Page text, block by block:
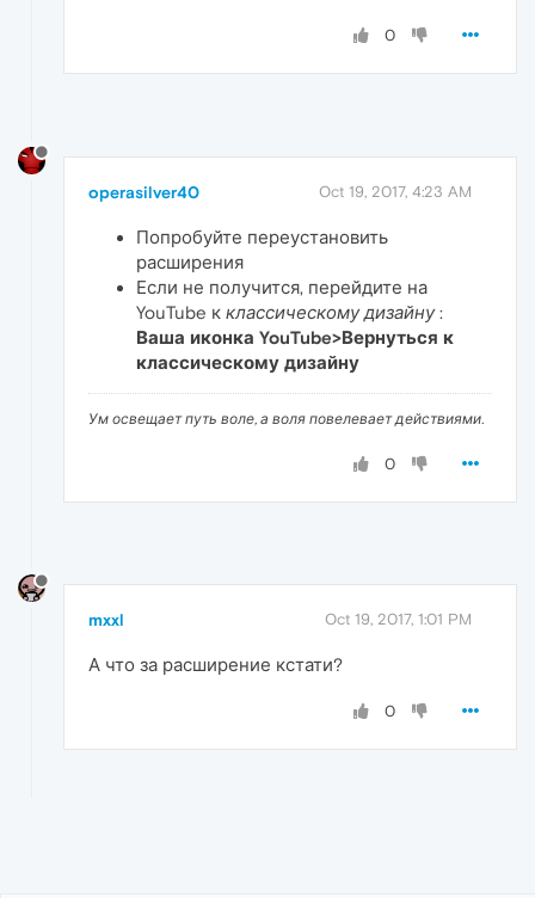
0
operasilver40 Oct 19, 2017, 4:23 AM
Попробуйте переустановить
расширения
Если не получится, перейдите на
YouTube к классическому дизайну:
Ваша иконка YouTube>Вернуться к
классическому дизайну
Ум освещает путь воле, а воля повелевает действиями.
0
mxxl Oct 19, 2017, 1:01 PM
А что за расширение кстати?
0